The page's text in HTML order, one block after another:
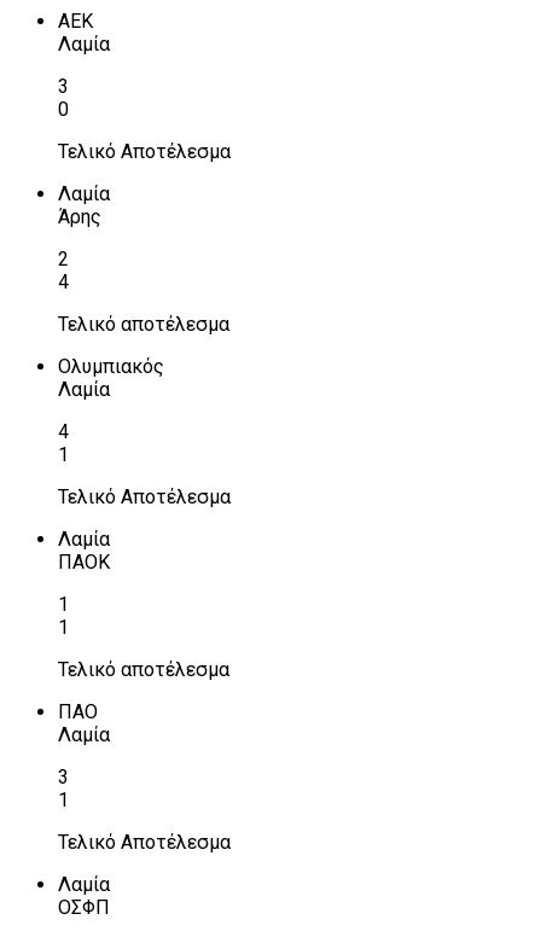
ΑΕΚ
Λαμία
3
0
Τελικό Αποτέλεσμα
Λαμία
Άρης
2
4
Τελικό αποτέλεσμα
Ολυμπιακός
Λαμία
4
1
Τελικό Αποτέλεσμα
Λαμία
ΠΑΟΚ
1
1
Τελικό αποτέλεσμα
ΠΑΟ
Λαμία
3
1
Τελικό Αποτέλεσμα
Λαμία
ΟΣΦΠ